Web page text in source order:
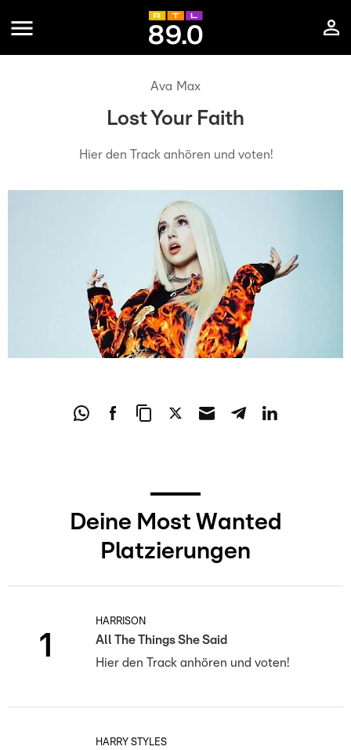
Ava Max
Lost Your Faith
Hier den Track anhören und voten!
Deine Most Wanted
Platzierungen
1
HARRISON
All The Things She Said
Hier den Track anhören und voten!
HARRY STYLES